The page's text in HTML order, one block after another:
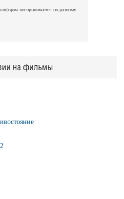
воспринимается по-разному
на фильмы